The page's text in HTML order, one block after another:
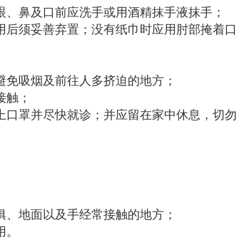
鼻及口前应洗手或用酒精抹手液抹手；
须妥善弃置；没有纸巾时应用肘部掩着口
吸烟及前往人多挤迫的地方；
；
罩并尽快就诊；并应留在家中休息，切勿
地面以及手经常接触的地方；